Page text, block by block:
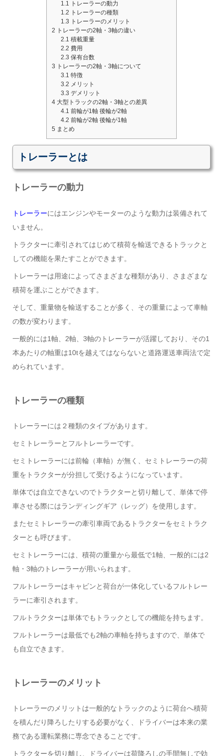
1.1 トレーラーの動力
1.2 トレーラーの種類
1.3 トレーラーのメリット
2 トレーラーの2軸・3軸の違い
2.1 積載重量
2.2 費用
2.3 保有台数
3 トレーラーの2軸・3軸について
3.1 特徴
3.2 メリット
3.3 デメリット
4 大型トラックの2軸・3軸との差異
4.1 前輪が1軸 後輪が2軸
4.2 前輪が2軸 後輪が1軸
5 まとめ
トレーラーとは
トレーラーの動力
トレーラーにはエンジンやモーターのような動力は装備されて
いません。
トラクターに牽引されてはじめて積荷を輸送できるトラックと
しての機能を果たすことができます。
トレーラーは用途によってさまざまな種類があり、さまざまな
積荷を運ぶことができます。
そして、重量物を輸送することが多く、その重量によって車軸
の数が変わります。
一般的には1軸、2軸、3軸のトレーラーが活躍しており、その1
本あたりの軸重は10tを越えてはならないと道路運送車両法で定
められています。
トレーラーの種類
トレーラーには２種類のタイプがあります。
セミトレーラーとフルトレーラーです。
セミトレーラーには前輪（車軸）が無く、セミトレーラーの荷
重をトラクターが分担して受けるようになっています。
単体では自立できないのでトラクターと切り離して、単体で停
車させる際にはランディングギア（レッグ）を使用します。
またセミトレーラーの牽引車両であるトラクターをセミトラク
ターとも呼びます。
セミトレーラーには、積荷の重量から最低で1軸、一般的には2
軸・3軸のトレーラーが用いられます。
フルトレーラーはキャビンと荷台が一体化しているフルトレー
ラーに牽引されます。
フルトラクターは単体でもトラックとしての機能を持ちます。
フルトレーラーは最低でも2軸の車軸を持ちますので、単体で
も自立できます。
トレーラーのメリット
トレーラーのメリットは一般的なトラックのように荷台へ積荷
を積んだり降ろしたりする必要がなく、ドライバーは本来の業
務である運転業務に専念できることです。
トラクターを切り離し、ドライバーは荷降ろしの手間無しで効